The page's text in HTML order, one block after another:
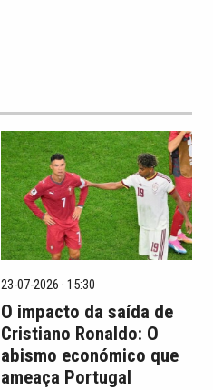
23-07-2026 · 15:30
O impacto da saída de
Cristiano Ronaldo: O
abismo económico que
ameaça Portugal